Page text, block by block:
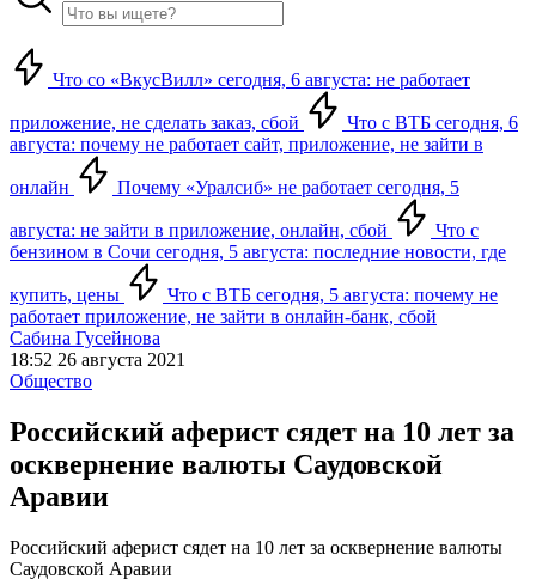
Что со «ВкусВилл» сегодня, 6 августа: не работает
приложение, не сделать заказ, сбой
Что с ВТБ сегодня, 6
августа: почему не работает сайт, приложение, не зайти в
онлайн Почему «Уралсиб» не работает сегодня, 5
августа: не зайти в приложение, онлайн, сбой
Что с
бензином в Сочи сегодня, 5 августа: последние новости, где
купить, цены
Что с ВТБ сегодня, 5 августа: почему не
работает приложение, не зайти в онлайн-банк, сбой
Сабина Гусейнова
18:52 26 августа 2021
Общество
Российский аферист сядет на 10 лет за
осквернение валюты Саудовской
Аравии
Российский аферист сядет на 10 лет за осквернение валюты
Саудовской Аравии